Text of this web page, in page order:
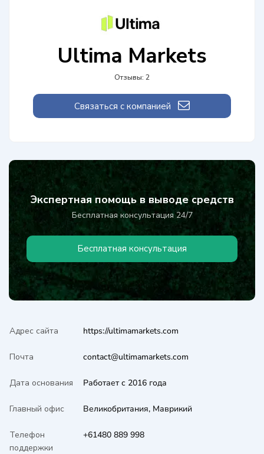
Ultima Markets
Отзывы: 2
Связаться с компанией
Экспертная помощь в выводе средств
Бесплатная консультация 24/7
Бесплатная консультация
Адрес сайта https://ultimamarkets.com
Почта contact@ultimamarkets.com
Дата основания Работает с 2016 года
Главный офис Великобритания, Маврикий
Телефон
поддержки
+61480 889 998